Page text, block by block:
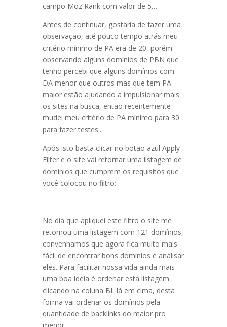
campo Moz Rank com valor de 5…
Antes de continuar, gostaria de fazer uma
observação, até pouco tempo atrás meu
critério mínimo de PA era de 20, porém
observando alguns domínios de PBN que
tenho percebi que alguns domínios com
DA menor que outros mas que tem PA
maior estão ajudando a impulsionar mais
os sites na busca, então recentemente
mudei meu critério de PA mínimo para 30
para fazer testes..
Após isto basta clicar no botão azul Apply
Filter e o site vai retornar uma listagem de
domínios que cumprem os requisitos que
você colocou no filtro:
No dia que apliquei este filtro o site me
retornou uma listagem com 121 domínios,
convenhamos que agora fica muito mais
fácil de encontrar bons domínios e analisar
eles. Para facilitar nossa vida ainda mais
uma boa ideia é ordenar esta listagem
clicando na coluna BL lá em cima, desta
forma vai ordenar os domínios pela
quantidade de backlinks do maior pro